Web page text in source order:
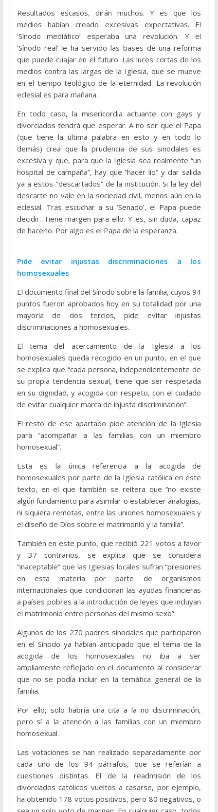
Resultados escasos, dirán muchos. Y es que los
medios habían creado excesivas expectativas. El
‘Sínodo mediático’ esperaba una revolución. Y el
‘Sínodo real’ le ha servido las bases de una reforma
que puede cuajar en el futuro. Las luces cortas de los
medios contra las largas de la Iglesia, que se mueve
en el tiempo teológico de la eternidad. La revolución
eclesial es para mañana.
En todo caso, la misericordia actuante con gays y
divorciados tendrá que esperar. A no ser que el Papa
(que tiene la última palabra en esto y en todo lo
demás) crea que la prudencia de sus sinodales es
excesiva y que, para que la Iglesia sea realmente “un
hospital de campaña”, hay que “hacer lío” y dar salida
ya a estos “descartados” de la institución. Si la ley del
descarte no vale en la sociedad civil, menos aún en la
eclesial. Tras escuchar a su ‘Senado’, el Papa puede
decidir. Tiene margen para ello. Y es, sin duda, capaz
de hacerlo. Por algo es el Papa de la esperanza.
Pide evitar injustas discriminaciones a los
homosexuales
El documento final del Sínodo sobre la familia, cuyos 94
puntos fueron aprobados hoy en su totalidad por una
mayoría de dos tercios, pide evitar injustas
discriminaciones a homosexuales.
El tema del acercamiento de la Iglesia a los
homosexuales queda recogido en un punto, en el que
se explica que “cada persona, independientemente de
su propia tendencia sexual, tiene que ser respetada
en su dignidad, y acogida con respeto, con el cuidado
de evitar cualquier marca de injusta discriminación”.
El resto de ese apartado pide atención de la Iglesia
para “acompañar a las familias con un miembro
homosexual”.
Esta es la única referencia a la acogida de
homosexuales por parte de la Iglesia católica en este
texto, en el que también se reitera que “no existe
algún fundamento para asimilar o establecer analogías,
ni siquiera remotas, entre las uniones homosexuales y
el diseño de Dios sobre el matrimonio y la familia”.
También en este punto, que recibió 221 votos a favor
y 37 contrarios, se explica que se considera
“inaceptable” que las Iglesias locales sufran “presiones
en esta materia por parte de organismos
internacionales que condicionan las ayudas financieras
a países pobres a la introducción de leyes que incluyan
el matrimonio entre personas del mismo sexo”.
Algunos de los 270 padres sinodales que participaron
en el Sínodo ya habían anticipado que el tema de la
acogida de los homosexuales no iba a ser
ampliamente reflejado en el documento al considerar
que no se podía incluir en la temática general de la
familia.
Por ello, solo habría una cita a la no discriminación,
pero sí a la atención a las familias con un miembro
homosexual.
Las votaciones se han realizado separadamente por
cada uno de los 94 párrafos, que se referían a
cuestiones distintas. El de la readmisión de los
divorciados católicos vueltos a casarse, por ejemplo,
ha obtenido 178 votos positivos, pero 80 negativos, o